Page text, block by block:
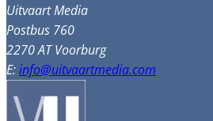
Uitvaart Media
Postbus 760
2270 AT Voorburg
E:info@uitvaartmedia.com